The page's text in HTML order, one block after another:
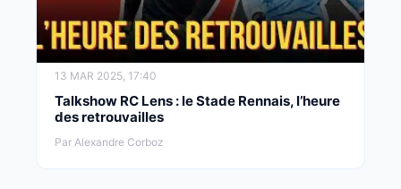
13 MAR 2025, 17:40
Talkshow RC Lens : le Stade Rennais, l’heure
des retrouvailles
Par Alexandre Corboz